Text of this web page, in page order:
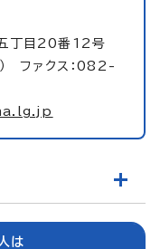
丁目20番12号
ファクス：082-
は